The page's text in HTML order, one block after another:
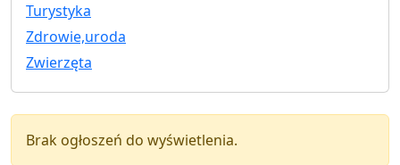
Turystyka
Zdrowie,uroda
Zwierzęta
Brak ogłoszeń do wyświetlenia.